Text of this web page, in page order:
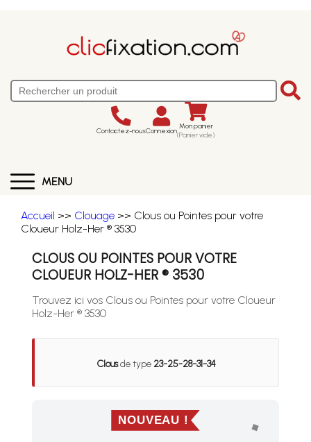
Contactez-nousConnexion Mon panier
(Panier vide)
MENU
Accueil >> Clouage >> Clous ou Pointes pour votre
Cloueur Holz-Her ® 3530
CLOUS OU POINTES POUR VOTRE
CLOUEUR HOLZ-HER ® 3530
Trouvez ici vos Clous ou Pointes pour votre Cloueur
Holz-Her ® 3530
Clousde type 23-25-28-31-34
NOUVEAU !